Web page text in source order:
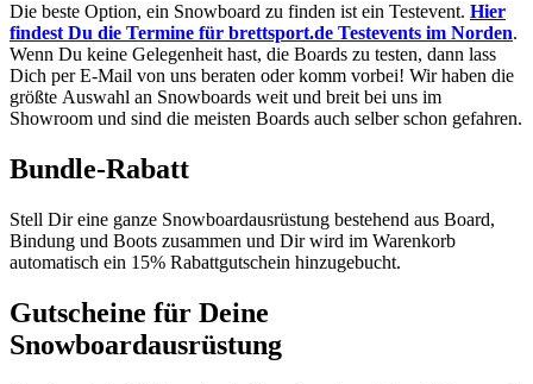
Die beste Option, ein Snowboard zu finden ist ein Testevent. Hier
findest Du die Termine für brettsport.de Testevents im Norden.
Wenn Du keine Gelegenheit hast, die Boards zu testen, dann lass
Dich per E-Mail von uns beraten oder komm vorbei! Wir haben die
größte Auswahl an Snowboards weit und breit bei uns im
Showroom und sind die meisten Boards auch selber schon gefahren.
Bundle-Rabatt
Stell Dir eine ganze Snowboardausrüstung bestehend aus Board,
Bindung und Boots zusammen und Dir wird im Warenkorb
automatisch ein 15% Rabattgutschein hinzugebucht.
Gutscheine für Deine
Snowboardausrüstung